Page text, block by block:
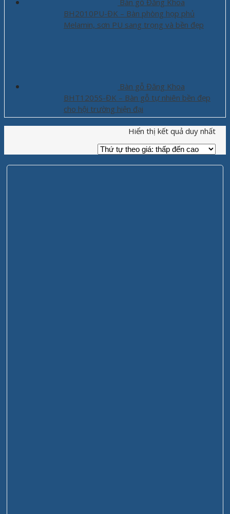
Bàn gỗ Đăng Khoa
BH2010PU-ĐK – Bàn phòng họp phủ
Melamin, sơn PU sang trọng và bền đẹp
Bàn gỗ Đăng Khoa
BHT1205S-ĐK – Bàn gỗ tự nhiên bền đẹp
cho hội trường hiện đại
Hiển thị kết quả duy nhất